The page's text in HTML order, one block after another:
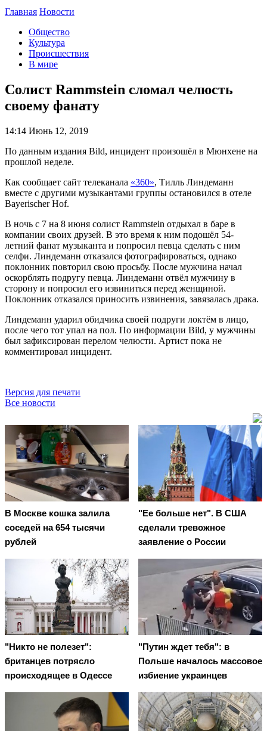
Главная Новости
Общество
Культура
Происшествия
В мире
Солист Rammstein сломал челюсть
своему фанату
14:14 Июнь 12, 2019
По данным издания Bild, инцидент произошёл в Мюнхене на
прошлой неделе.
Как сообщает сайт телеканала «360», Тилль Линдеманн
вместе с другими музыкантами группы остановился в отеле
Bayerischer Hof.
В ночь с 7 на 8 июня солист Rammstein отдыхал в баре в
компании своих друзей. В это время к ним подошёл 54-
летний фанат музыканта и попросил певца сделать с ним
селфи. Линдеманн отказался фотографироваться, однако
поклонник повторил свою просьбу. После мужчина начал
оскорблять подругу певца. Линдеманн отвёл мужчину в
сторону и попросил его извиниться перед женщиной.
Поклонник отказался приносить извинения, завязалась драка.
Линдеманн ударил обидчика своей подруги локтём в лицо,
после чего тот упал на пол. По информации Bild, у мужчины
был зафиксирован перелом челюсти. Артист пока не
комментировал инцидент.
Версия для печати
Все новости
В Москве кошка залила
соседей на 654 тысячи
рублей
"Ее больше нет". В США
сделали тревожное
заявление о России
"Никто не полезет":
британцев потрясло
происходящее в Одессе
"Путин ждет тебя": в
Польше началось массовое
избиение украинцев